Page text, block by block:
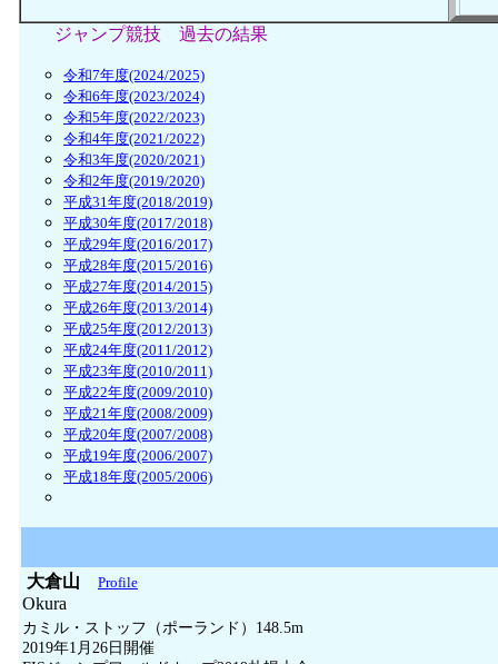
ジャンプ競技 過去の結果
令和7年度(2024/2025)
令和6年度(2023/2024)
令和5年度(2022/2023)
令和4年度(2021/2022)
令和3年度(2020/2021)
令和2年度(2019/2020)
平成31年度(2018/2019)
平成30年度(2017/2018)
平成29年度(2016/2017)
平成28年度(2015/2016)
平成27年度(2014/2015)
平成26年度(2013/2014)
平成25年度(2012/2013)
平成24年度(2011/2012)
平成23年度(2010/2011)
平成22年度(2009/2010)
平成21年度(2008/2009)
平成20年度(2007/2008)
平成19年度(2006/2007)
平成18年度(2005/2006)
大倉山 Profile
Okura
カミル・ストッフ（ポーランド）148.5m
2019年1月26日開催